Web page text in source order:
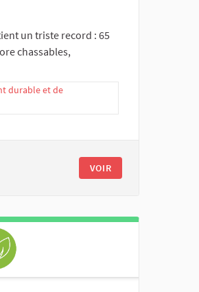
un triste record : 65
chassables,
durable et de
VOIR